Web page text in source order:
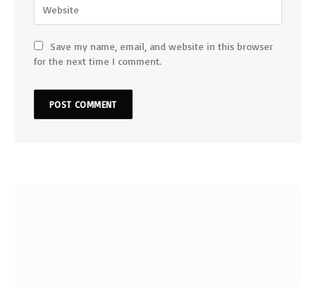
Save my name, email, and website in this browser
for the next time I comment.